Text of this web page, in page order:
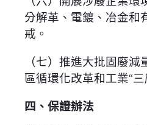
分解革、電鍍、冶金和
戒。
（七）推進大批固廢
區循環化改革和工業“
四、保證辦法